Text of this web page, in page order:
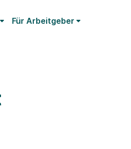
Für Arbeitgeber